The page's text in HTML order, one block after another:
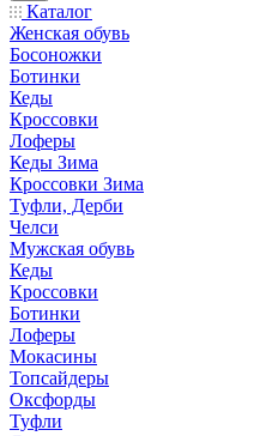
Каталог
Женская обувь
Босоножки
Ботинки
Кеды
Кроссовки
Лоферы
Кеды Зима
Кроссовки Зима
Туфли, Дерби
Челси
Мужская обувь
Кеды
Кроссовки
Ботинки
Лоферы
Мокасины
Топсайдеры
Оксфорды
Туфли